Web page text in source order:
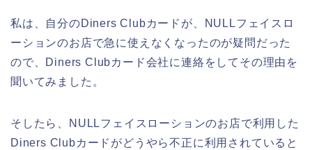
私は、自分のDiners Clubカードが、NULLフェイスロ
ーションのお店で急に使えなくなったのが疑問だった
ので、Diners Clubカード会社に連絡をしてその理由を
聞いてみました。
そしたら、NULLフェイスローションのお店で利用した
Diners Clubカードがどうやら不正に利用されていると